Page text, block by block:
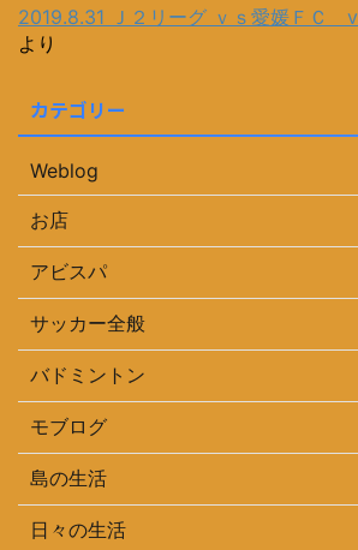
2019.8.31 Ｊ２リーグ ｖｓ愛媛ＦＣ
より
カテゴリー
Weblog
お店
アビスパ
サッカー全般
バドミントン
モブログ
島の生活
日々の生活